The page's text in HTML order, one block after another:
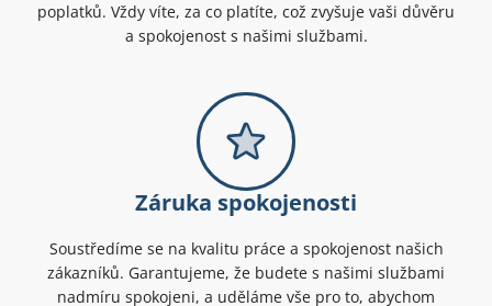
poplatků. Vždy víte, za co platíte, což zvyšuje vaši důvěru
a spokojenost s našimi službami.
Záruka spokojenosti
Soustředíme se na kvalitu práce a spokojenost našich
zákazníků. Garantujeme, že budete s našimi službami
nadmíru spokojeni, a uděláme vše pro to, abychom